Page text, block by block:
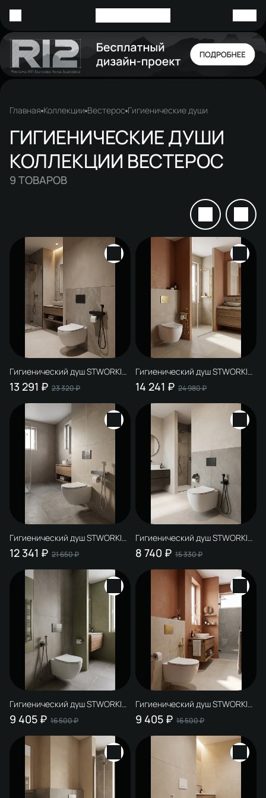
Главная Коллекции Вестерос Гигиенические души
ГИГИЕНИЧЕСКИЕ ДУШИ
КОЛЛЕКЦИИ ВЕСТЕРОС
9 ТОВАРОВ
Гигиенический душ STWORKI
Вестерос S26155BK со
смесителем, матовый черный
13 291 ₽ 23 320 ₽
Гигиенический душ STWORKI
Вестерос S26155GM со
смесителем, матовое золото
14 241 ₽ 24 980 ₽
Гигиенический душ STWORKI
Вестерос S26155CR со
смесителем, хром
12 341 ₽ 21 650 ₽
Гигиенический душ STWORKI
Вестерос S26150BK со
смесителем, С ВНУТРЕННЕЙ
ЧАСТЬЮ, матовый черный
8 740 ₽ 15 330 ₽
Гигиенический душ STWORKI
Вестерос S26150GB со
смесителем, С ВНУТРЕННЕЙ
ЧАСТЬЮ, вороненая сталь
9 405 ₽ 16 500 ₽
Гигиенический душ STWORKI
Вестерос S26150GM со
смесителем, С ВНУТРЕННЕЙ
ЧАСТЬЮ, матовое золото
9 405 ₽ 16 500 ₽